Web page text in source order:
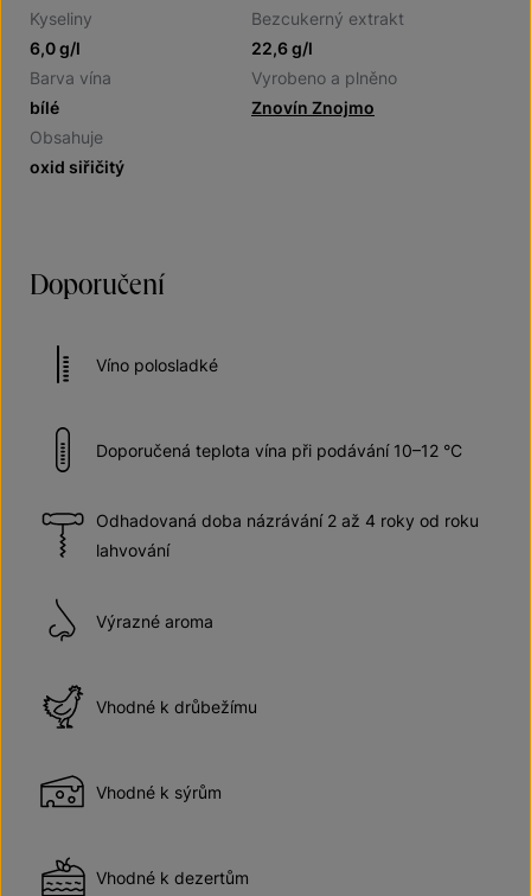
Kyseliny
6,0 g/l
Bezcukerný extrakt
22,6 g/l
Barva vína
bílé
Vyrobeno a plněno
Znovín Znojmo
Obsahuje
oxid siřičitý
Doporučení
Víno polosladké
Doporučená teplota vína při podávání 10–12 °C
Odhadovaná doba názrávání 2 až 4 roky od roku
lahvování
Výrazné aroma
Vhodné k drůbežímu
Vhodné k sýrům
Vhodné k dezertům